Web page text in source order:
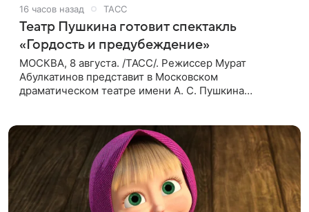
16 часов назад ТАСС
Театр Пушкина готовит спектакль
«Гордость и предубеждение»
МОСКВА, 8 августа. /ТАСС/. Режиссер Мурат
Абулкатинов представит в Московском
драматическом театре имени А. С. Пушкина